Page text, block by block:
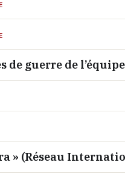
guerre de
» (Réseau